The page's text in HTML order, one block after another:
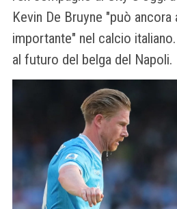
Kevin De Bruyne "può
importante" nel calcio
al futuro del belga del Napoli.